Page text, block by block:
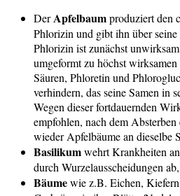
DerApfelbaumproduziert den
Phlorizin und gibt ihn über
Phlorizin ist zunächst
umgeformt zu höchst
Säuren, Phloretin und
verhindern, das seine Samen in
Wegen dieser fortdauernden
empfohlen, nach dem
wieder Apfelbäume an dieselbe
Basilikumwehrt Krankheiten
durch Wurzelausscheidungen
Bäumewie z.B. Eichen,